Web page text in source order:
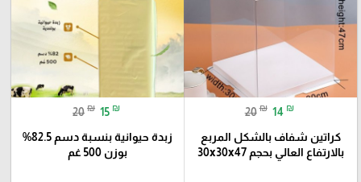
20 ₪ 14 ₪
كراتين شفاف بالشكل المربع
بالارتفاع العالي بحجم 30x30x47
20 ₪ 15 ₪
زبدة حيوانية بنسبة دسم 82.5%
بوزن 500 غم